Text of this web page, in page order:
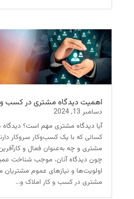
اهمیت دیدگاه مشتری در کسب‌ و
دسامبر 13, 2024
آیا دیدگاه مشتری مهم است؟
کسانی که با یک کسب‌وکار سروکار
مشتری و چه به‌عنوان فعال و
چون دیدگاه آنان، موجب شناخت
اولویت‌ها و نیازهای عموم مشتریان
مشتری در کسب و کار املاک و...